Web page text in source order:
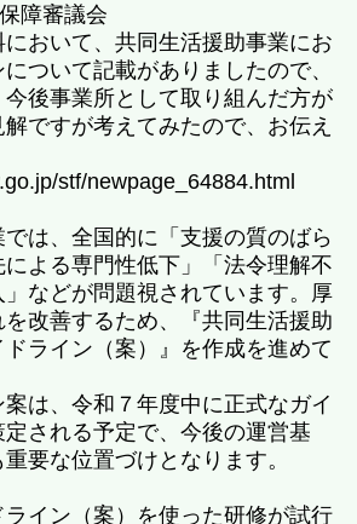
障審議会
おいて、共同生活援助事業にお
ついて記載がありましたので、
後事業所として取り組んだ方が
ですが考えてみたので、お伝え
stf/newpage_64884.html
は、全国的に「支援の質のばら
よる専門性低下」「法令理解不
などが問題視されています。厚
改善するため、『共同生活援助
ライン（案）』を作成を進めて
は、令和７年度中に正式なガイ
定される予定で、今後の運営基
要な位置づけとなります。
イン（案）を使った研修が試行